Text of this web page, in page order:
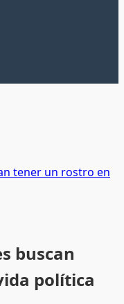
tener un rostro en
buscan
política